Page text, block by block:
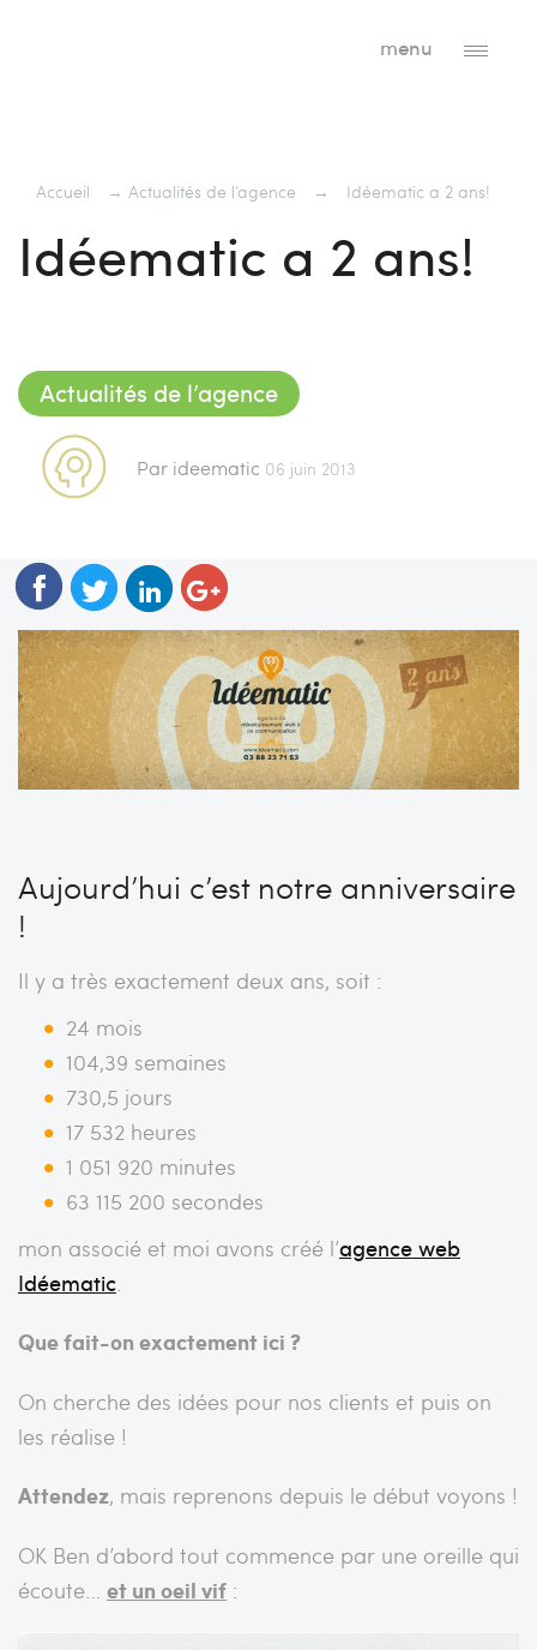
menu
Accueil → Actualités de l’agence → Idéematic a 2 ans!
Idéematic a 2 ans!
Actualités de l’agence
Par ideematic 06 juin 2013
Aujourd’hui c’est notre anniversaire
!
Il y a très exactement deux ans, soit :
24 mois
104,39 semaines
730,5 jours
17 532 heures
1 051 920 minutes
63 115 200 secondes
mon associé et moi avons créé l’agence web
Idéematic
Que fait-on exactement ici ?
On cherche des idées pour nos clients et puis on
les réalise !
Attendez, mais reprenons depuis le début voyons !
OK Ben d’abord tout commence par une oreille qui
écoute… et un oeil vif :